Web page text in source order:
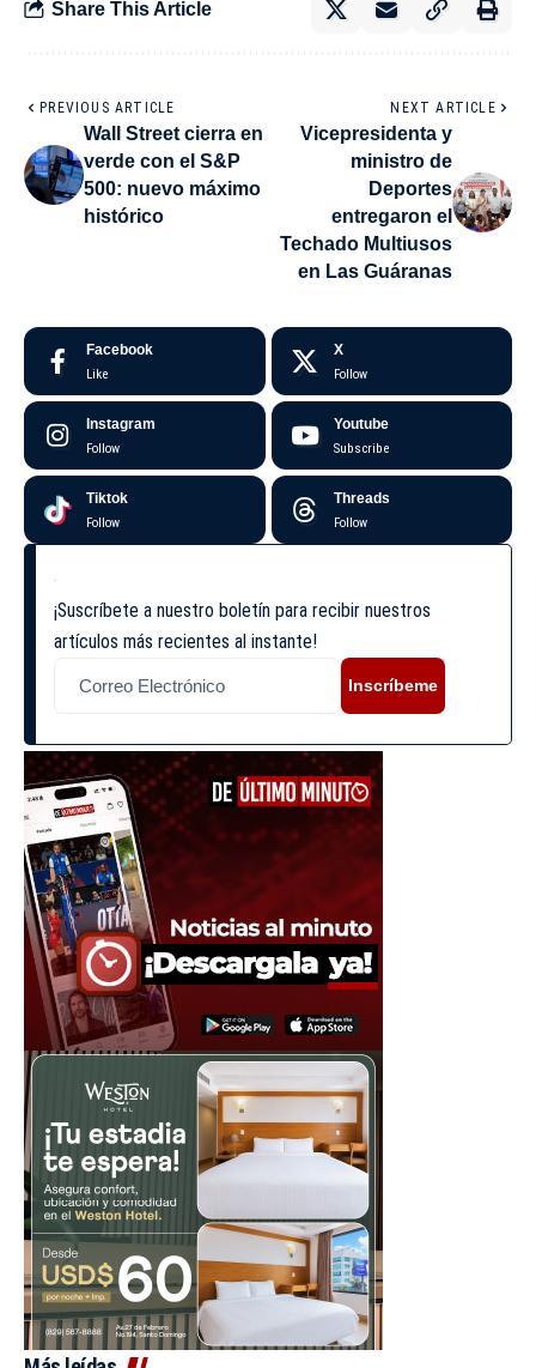
Share This Article
PREVIOUS ARTICLE
Wall Street cierra en
verde con el S&P
500: nuevo máximo
histórico
NEXT ARTICLE
Vicepresidenta y
ministro de
Deportes
entregaron el
Techado Multiusos
en Las Guáranas
Facebook
Like
X
Follow
Instagram
Follow
Youtube
Subscribe
Tiktok
Follow
Threads
Follow
¡Suscríbete a nuestro boletín para recibir nuestros
artículos más recientes al instante!
Inscríbeme